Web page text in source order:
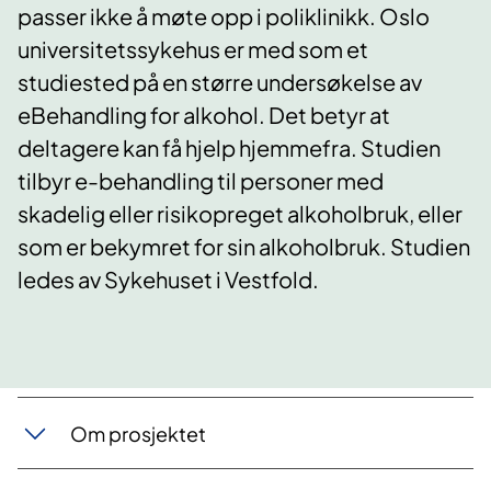
passer ikke å møte opp i poliklinikk. Oslo
universitetssykehus er med som et
studiested på en større undersøkelse av
eBehandling for alkohol. Det betyr at
deltagere kan få hjelp hjemmefra. Studien
tilbyr e-behandling til personer med
skadelig eller risikopreget alkoholbruk, eller
som er bekymret for sin alkoholbruk. Studien
ledes av Sykehuset i Vestfold.
Om prosjektet